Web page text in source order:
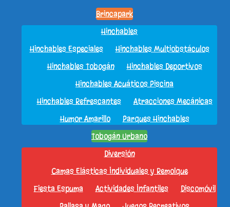
Brincapark
Hinchables
Hinchables Especiales
Hinchables Multiobstáculos
Hinchables Tobogán
Hinchables Deportivos
Hinchables Acuáticos Piscina
Hinchables Refrescantes
Atracciones Mecánicas
Humor Amarillo
Parques Hinchables
Tobogán Urbano
Diversión
Camas Elásticas Individuales y Remolque
Fiesta Espuma
Actividades Infantiles
Discomóvil